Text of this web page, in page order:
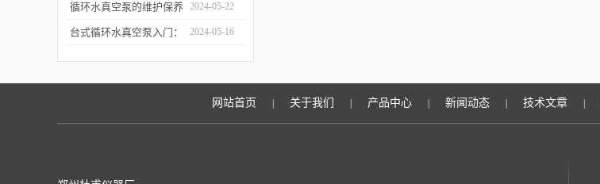
真空泵无法启动的问题
循环水真空泵的维护保养
与故障排除指南
2024-05-22
台式循环水真空泵入门： 2024-05-16
网站首页 关于我们 产品中心 新闻动态 技术文章